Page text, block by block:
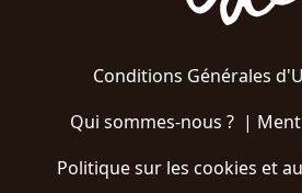
Conditions Générales
Qui sommes-nous ?|
Politique sur les cookies et